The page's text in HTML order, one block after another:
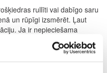
rullīti vai dabīgo saru
un rūpīgi izsmērēt. Ļaut
Ja ir nepieciešama
atkārtot (maksimums 2
20 minūšu laika pēc